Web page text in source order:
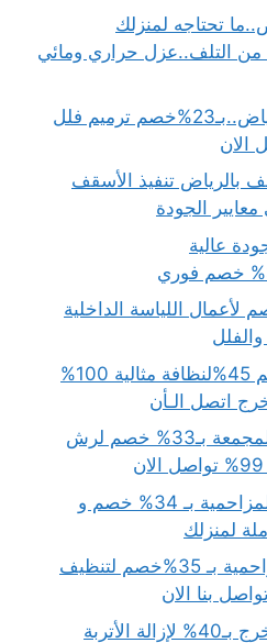
تحتاجه لمنزلك
من التلف..عزل حراري ومائي
شركة ترميمات عامة بالرياض..بـ23%خصم ترميم فلل
تنفيذ الأسقف
الجودة
عالية
بـ23% خصم لأعمال اللياسة الداخلية
شركة تنظيف بالخرج خصم 45%لنظافة مثالية 100%
اتصل الـأن
شركة مكافحة حشرات بالمجمعة بـ33% خصم لرش
شركة مكافحة حشرات بالمزاحمية بـ 34% خصم و
شركة تنظيف منازل بالمزاحمية بـ 35%خصم لتنظيف
شركة تنظيف مكيفات بالخرج بـ40% لإزالة الأتربة